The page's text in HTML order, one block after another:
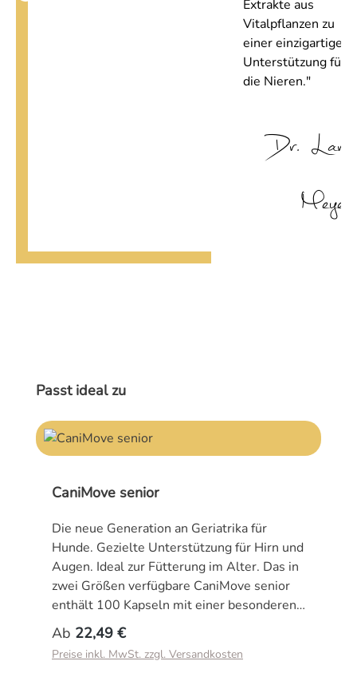
Extrakte aus
Vitalpflanzen zu
einer einzigartigen
Unterstützung für
die Nieren."
Dr. Lars
Meyer
Produktgalerie überspringen
Passt ideal zu
CaniMove senior
Die neue Generation an Geriatrika für
Hunde. Gezielte Unterstützung für Hirn und
Augen. Ideal zur Fütterung im Alter. Das in
zwei Größen verfügbare CaniMove senior
enthält 100 Kapseln mit einer besonderen
Kombination wertvoller Inhaltsstoffe.
CaniMove senior ist ein
Ergänzungsfuttermittel speziell zur
Regulärer Preis:
Ab 22,49 €
Preise inkl. MwSt. zzgl. Versandkosten